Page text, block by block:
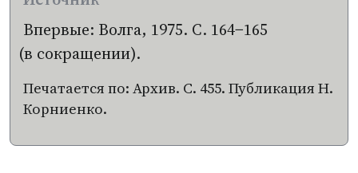
Впервые: Волга, 1975. С. 164−165
(в сокращении).
Печатается по: Архив. С. 455. Публикация Н.
Корниенко.